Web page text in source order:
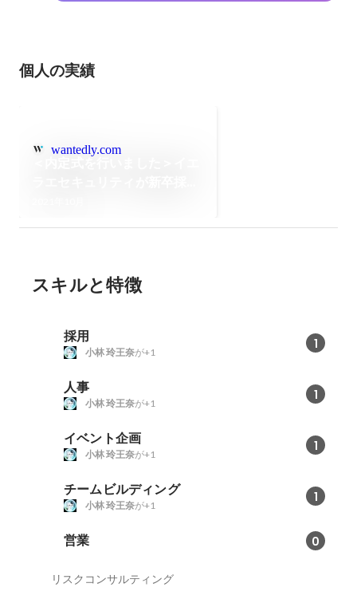
個人の実績
wantedly.com
スキルと特徴
採用 1
小林 玲王奈が+1
人事 1
小林 玲王奈が+1
イベント企画 1
小林 玲王奈が+1
チームビルディング 1
小林 玲王奈が+1
営業 0
リスクコンサルティング